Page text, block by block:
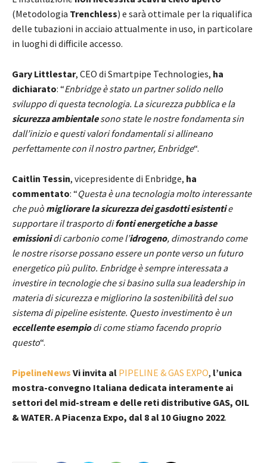
(Metodologia Trenchless) e sarà ottimale per la riqualifica
delle tubazioni in acciaio attualmente in uso, in particolare
in luoghi di difficile accesso.
Gary Littlestar, CEO di Smartpipe Technologies, ha
dichiarato: “Enbridge è stato un partner solido nello
sviluppo di questa tecnologia. La sicurezza pubblica e la
sicurezza ambientalesono state le nostre fondamenta sin
dall’inizio e questi valori fondamentali si allineano
perfettamente con il nostro partner, Enbridge“.
Caitlin Tessin, vicepresidente di Enbridge, ha
commentato: “Questa è una tecnologia molto interessante
che può migliorare la sicurezza dei gasdotti esistentie
supportare il trasporto difonti energetiche a basse
emissionidi carbonio come l’idrogeno, dimostrando come
le nostre risorse possano essere un ponte verso un futuro
energetico più pulito. Enbridge è sempre interessata a
investire in tecnologie che si basino sulla sua leadership in
materia di sicurezza e migliorino la sostenibilità del suo
sistema di pipeline esistente. Questo investimento è un
eccellente esempiodi come stiamo facendo proprio
questo“.
PipelineNews Vi invita al PIPELINE & GAS EXPO, l’unica
mostra-convegno Italiana dedicata interamente ai
settori del mid-stream e delle reti distributive GAS, OIL
& WATER. A Piacenza Expo, dal 8 al 10 Giugno 2022.